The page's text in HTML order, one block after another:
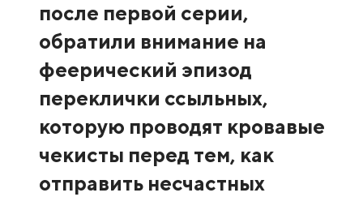
после первой серии,
обратили внимание на
феерический эпизод
переклички ссыльных,
которую проводят кровавые
чекисты перед тем, как
отправить несчастных